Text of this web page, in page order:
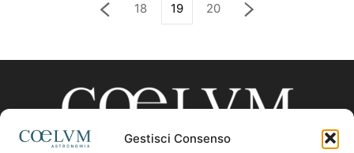
Gestisci Consenso
18 19 20